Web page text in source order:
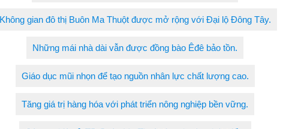
Không gian đô thị Buôn Ma Thuột được mở rộng với Đại lộ Đông Tây.
Những mái nhà dài vẫn được đồng bào Êđê bảo tồn.
Giáo dục mũi nhọn để tạo nguồn nhân lực chất lượng cao.
Tăng giá trị hàng hóa với phát triển nông nghiệp bền vững.